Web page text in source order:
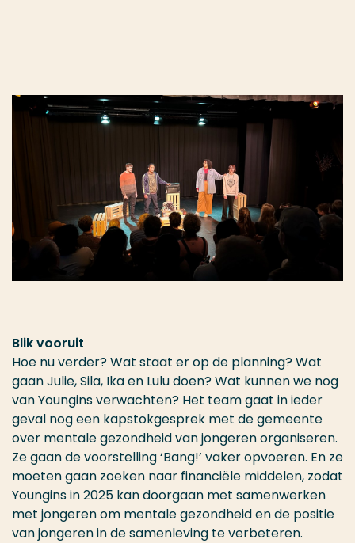
Blik vooruit
Hoe nu verder? Wat staat er op de planning? Wat
gaan Julie, Sila, Ika en Lulu doen? Wat kunnen we nog
van Youngins verwachten? Het team gaat in ieder
geval nog een kapstokgesprek met de gemeente
over mentale gezondheid van jongeren organiseren.
Ze gaan de voorstelling ‘Bang!’ vaker opvoeren. En ze
moeten gaan zoeken naar financiële middelen, zodat
Youngins in 2025 kan doorgaan met samenwerken
met jongeren om mentale gezondheid en de positie
van jongeren in de samenleving te verbeteren.